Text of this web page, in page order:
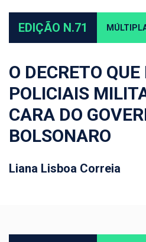
EDIÇÃO N.71
O DECRETO
POLICIAIS
CARA DO
BOLSONARO
Liana Lisboa Correia